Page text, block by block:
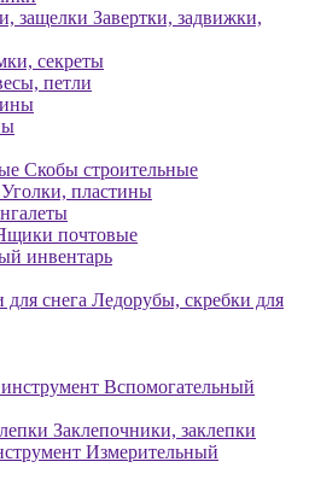
Завертки, задвижки,
секреты
петли
Скобы строительные
Уголки, пластины
почтовые
инвентарь
Ледорубы, скребки для
Вспомогательный
Заклепочники, заклепки
Измерительный